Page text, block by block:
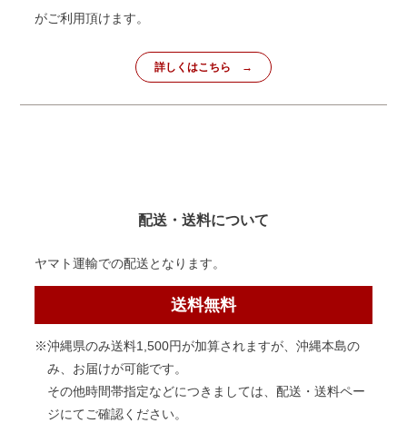
がご利用頂けます。
詳しくはこちら
配送・送料について
ヤマト運輸での配送となります。
送料無料
※沖縄県のみ送料1,500円が加算されますが、沖縄本島の
み、お届けが可能です。
その他時間帯指定などにつきましては、配送・送料ペー
ジにてご確認ください。